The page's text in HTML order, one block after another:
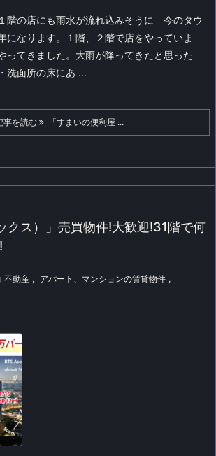
階の店にも雨水が流れ込みそうに 今のタウ
になります。１階、２階で店をやっていま
ってきました。大雨が降ってきたと思った
洗面所の床にあ ...
事を読む 「すまいの便利屋 ...
クス）」売買物件!大歓迎!31階で何
不動産 , アパート、マンションの賃貸物件 ,